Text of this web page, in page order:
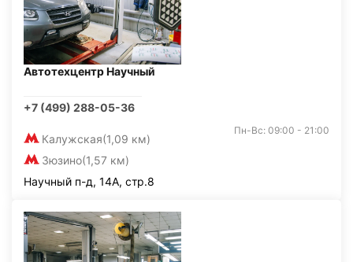
Автотехцентр Научный
+7 (499) 288-05-36
Калужская(1,09 км)
Зюзино(1,57 км)
Пн-Вс: 09:00 - 21:00
Научный п-д, 14А, стр.8